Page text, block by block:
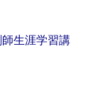
生涯学習講